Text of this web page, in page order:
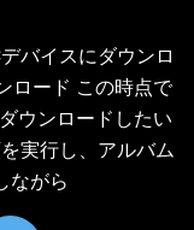
バイスにダウンロ
ロード この時点で
ウンロードしたい
実行し、アルバム
ながら